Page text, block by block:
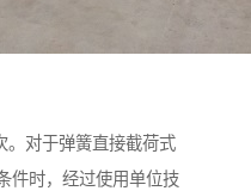
。对于弹簧直接截荷式
件时，经过使用单位技